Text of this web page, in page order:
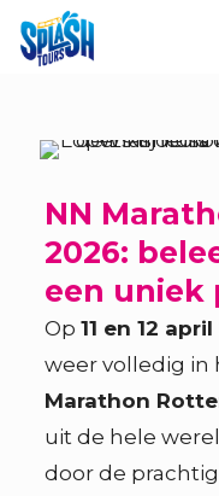
NN
2026:
een uniek
Op 11 en 12
weer volledig in
Marathon
uit de hele
door de